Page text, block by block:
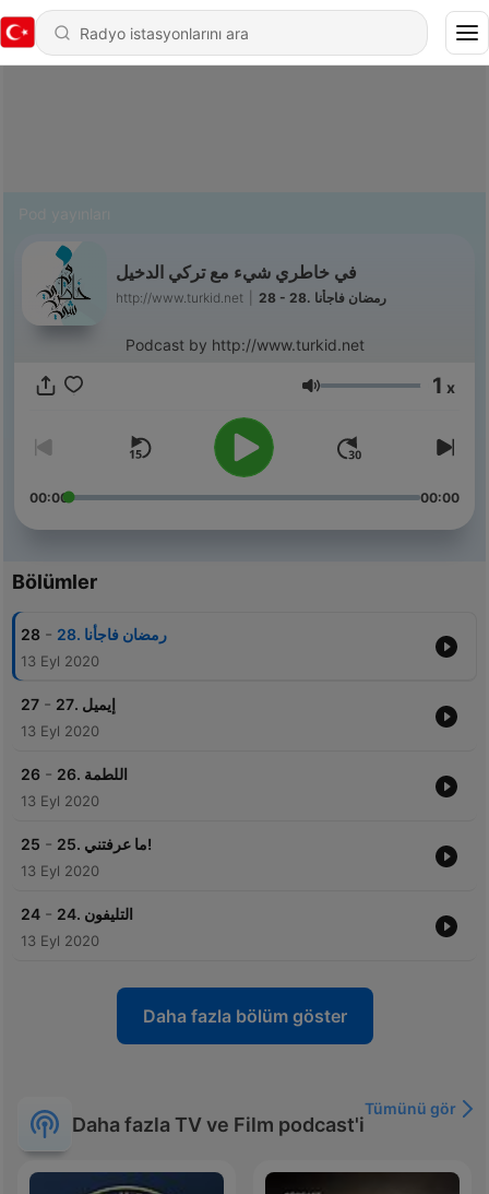
في خاطري شيء مع تركي الدخيل
http://www.turkid.net 28 - 28. رمضان فاجأنا
Podcast by http://www.turkid.net
Ses 1 x
00:00 00:00
Bölümler
28 - 28. رمضان فاجأنا
13 Eyl 2020
27 - 27. إيميل
13 Eyl 2020
26 - 26. اللطمة
13 Eyl 2020
25 - 25. ما عرفتني!
13 Eyl 2020
24 - 24. التليفون
13 Eyl 2020
Daha fazla bölüm göster
Daha fazla TV ve Film podcast'i
Tümünü gör